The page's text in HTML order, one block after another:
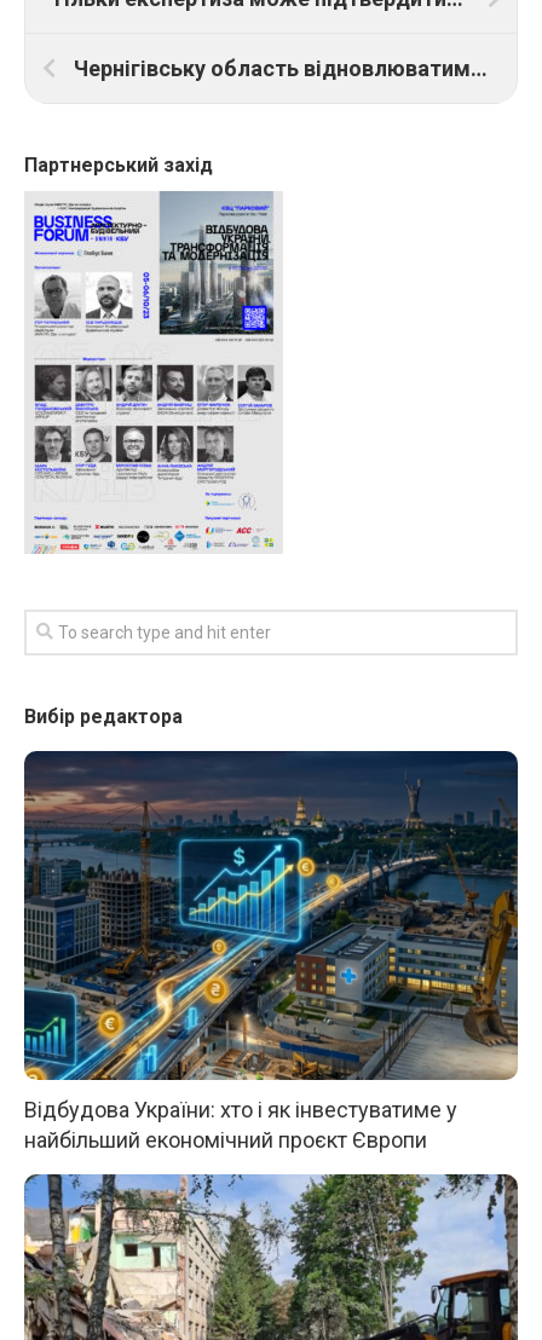
Чернігівську область відновлюватимуть спільно з експертами ЮНЕСКО
Партнерський захід
Вибір редактора
Відбудова України: хто і як інвестуватиме у
найбільший економічний проєкт Європи